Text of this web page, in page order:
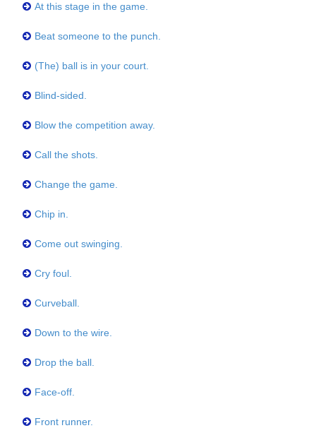
At this stage in the game.
Beat someone to the punch.
(The) ball is in your court.
Blind-sided.
Blow the competition away.
Call the shots.
Change the game.
Chip in.
Come out swinging.
Cry foul.
Curveball.
Down to the wire.
Drop the ball.
Face-off.
Front runner.